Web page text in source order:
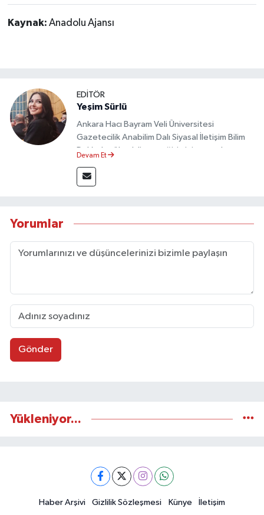
Kaynak: Anadolu Ajansı
EDİTÖR
Yeşim Sürlü
Ankara Hacı Bayram Veli Üniversitesi
Gazetecilik Anabilim Dalı Siyasal İletişim Bilim
Dalı’nda yüksek lisans eğitimini tamamlamıştır.
akademik çalışmalar gerçekleştirmiştir.
Taşköprü Postası internet haber sitesinde
Devam Et
Yorumlar
Gönder
Yükleniyor...
Haber Arşivi Gizlilik Sözleşmesi Künye İletişim